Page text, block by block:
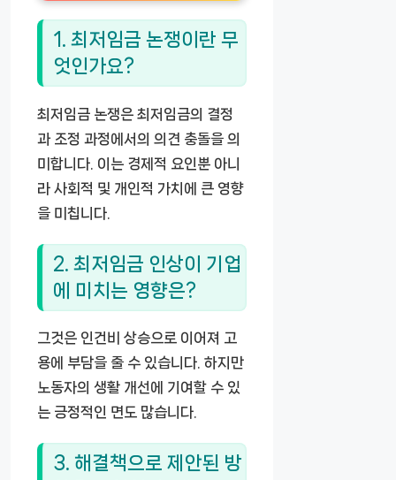
1. 최저임금 논쟁이란 무
엇인가요?
최저임금 논쟁은 최저임금의 결정
과 조정 과정에서의 의견 충돌을 의
미합니다. 이는 경제적 요인뿐 아니
라 사회적 및 개인적 가치에 큰 영향
을 미칩니다.
2. 최저임금 인상이 기업
에 미치는 영향은?
그것은 인건비 상승으로 이어져 고
용에 부담을 줄 수 있습니다. 하지만
노동자의 생활 개선에 기여할 수 있
는 긍정적인 면도 많습니다.
3. 해결책으로 제안된 방